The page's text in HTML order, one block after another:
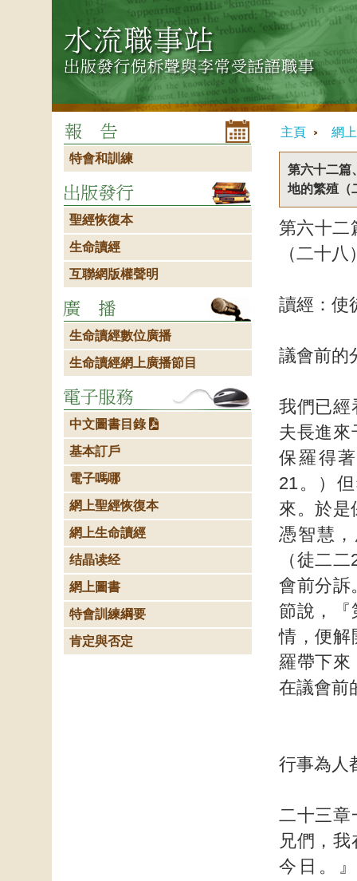
主頁 網
第六十二篇
地的繁殖（
第六十二
（二十八
讀經：使
議會前的
我們已經
夫長進來
保羅得
21。）
來。於是
憑智慧
（徒二
會前分訴
節說，『
情，便解
羅帶下來
在議會前
行事為人
二十三章
兄們，
今日。
特會和訓練
聖經恢復本
生命讀經
互聯網版權聲明
生命讀經數位廣播
生命讀經網上廣播節目
中文圖書目錄
基本訂戶
電子嗎哪
網上聖經恢復本
網上生命讀經
结晶读经
網上圖書
特會訓練綱要
肯定與否定